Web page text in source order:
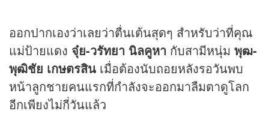
ออกปากเองว่าเลยว่าตื่นเต้นสุดๆ สำหรับว่าที่คุณ
แม่ป้ายแดง จุ๋ย-วรัทยา นิลคูหา กับสามีหนุ่ม พุฒ-
พุฒิชัย เกษตรสิน เมื่อต้องนับถอยหลังรอวันพบ
หน้าลูกชายคนแรกที่กำลังจะออกมาลืมตาดูโลก
อีกเพียงไม่กี่วันแล้ว